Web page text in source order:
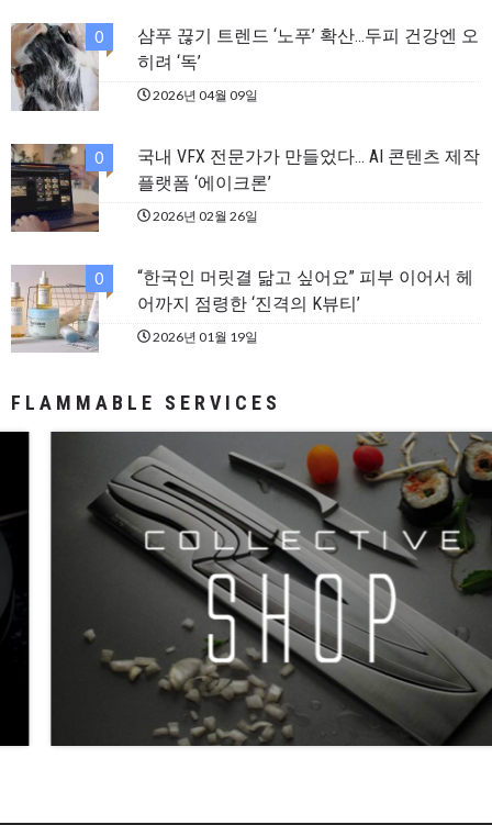
0
샴푸 끊기 트렌드 ‘노푸’ 확산…두피 건강엔 오
히려 ‘독’
2026년 04월 09일
0
국내 VFX 전문가가 만들었다… AI 콘텐츠 제작
플랫폼 ‘에이크론’
2026년 02월 26일
0
“한국인 머릿결 닮고 싶어요” 피부 이어서 헤
어까지 점령한 ‘진격의 K뷰티’
2026년 01월 19일
FLAMMABLE SERVICES